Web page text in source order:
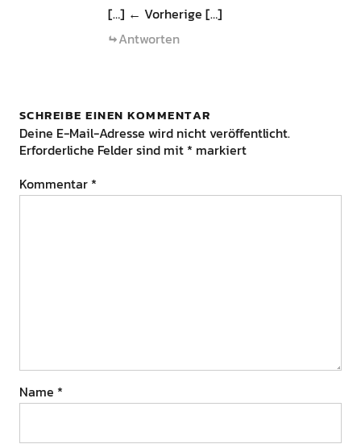
[…] ← Vorherige […]
Antworten
SCHREIBE EINEN KOMMENTAR
Deine E-Mail-Adresse wird nicht veröffentlicht.
Erforderliche Felder sind mit * markiert
Kommentar *
Name *